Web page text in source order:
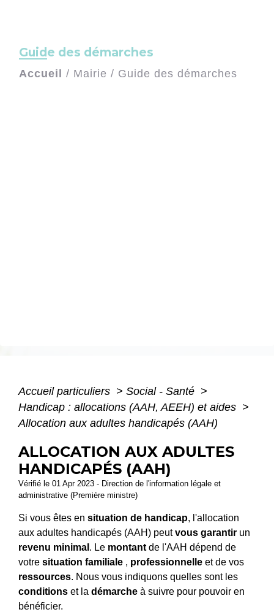
Guide des démarches
Accueil / Mairie / Guide des démarches
Accueil particuliers > Social - Santé >
Handicap : allocations (AAH, AEEH) et aides >
Allocation aux adultes handicapés (AAH)
ALLOCATION AUX ADULTES
HANDICAPÉS (AAH)
Vérifié le 01 Apr 2023 - Direction de l'information légale et
administrative (Première ministre)
Si vous êtes en situation de handicap, l'allocation
aux adultes handicapés (AAH) peutvous garantir un
revenu minimal . Le montant de l'AAH dépend de
votre situation familiale , professionnelle et de vos
ressources. Nous vous indiquons quelles sont les
conditions et la démarche à suivre pour pouvoir en
bénéficier.